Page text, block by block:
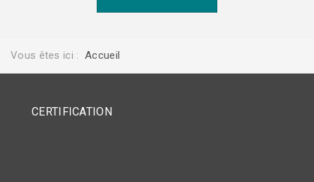
Vous êtes ici :Accueil
CERTIFICATION